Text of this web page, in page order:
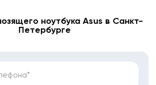
ноутбука Asus в Санкт-
Петербурге